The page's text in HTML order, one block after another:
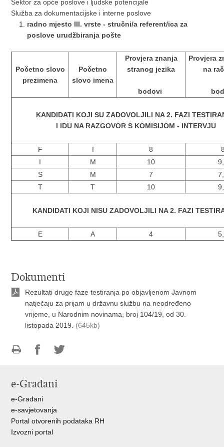
Sektor za opće poslove i ljudske potencijale
Služba za dokumentacijske i interne poslove
radno mjesto III. vrste - stručni/a referent/ica za
poslove urudžbiranja pošte
Početno slovo
prezimena
Početno
slovo imena
Provjera znanja
stranog jezika
bodovi
Provjera
na
KANDIDATI KOJI SU ZADOVOLJILI NA 2. FAZI
I IDU NA RAZGOVOR S KOMISIJOM - INTERVJU
F I 8
I
M 10
S
M 7
T
T 10
KANDIDATI KOJI NISU ZADOVOLJILI NA 2. FAZI
E A 4
Dokumenti
Rezultati druge faze testiranja po objavljenom Javnom
natječaju za prijam u državnu službu na neodređeno
vrijeme, u Narodnim novinama, broj 104/19, od 30.
listopada 2019.
(645kb)
FacebookuTwitteru
e-Građani
e-Građani
e-savjetovanja
Portal otvorenih podataka RH
Izvozni portal